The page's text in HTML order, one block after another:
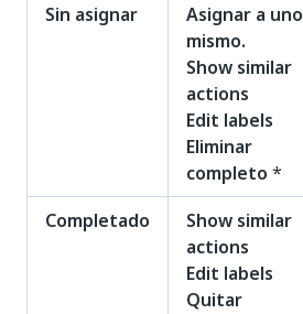
Sin asignar
Asignar a uno
mismo.
Show similar
actions
Edit labels
Eliminar
completo *
Completado
Show similar
actions
Edit labels
Quitar